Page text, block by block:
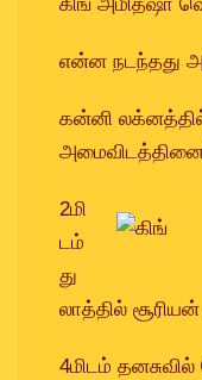
Dhanushu
Magaram
Kumbam
Meenam
என்ன நடந்தது
கன்னி
2மி
டம்
து
லாத்தில்
4மிடம் தனசுவில்